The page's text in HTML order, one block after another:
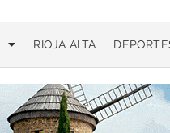
RIOJA ALTA